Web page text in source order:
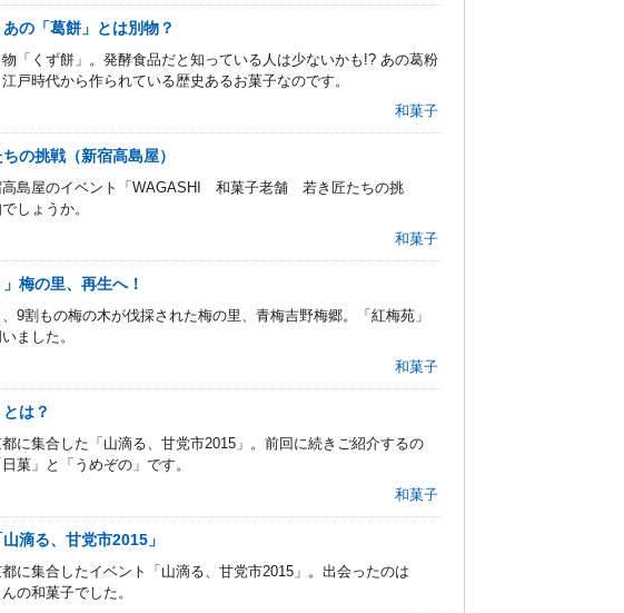
の「葛餅」とは別物？
「くず餅」。発酵食品だと知っている人は少ないかも!? あの葛粉
戸時代から作られている歴史あるお菓子なのです。
和菓子
の挑戦（新宿高島屋）
高島屋のイベント「WAGASHI 和菓子老舗 若き匠たちの挑
しょうか。
和菓子
梅の里、再生へ！
9割もの梅の木が伐採された梅の里、青梅吉野梅郷。「紅梅苑」
ました。
和菓子
は？
に集合した「山滴る、甘党市2015」。前回に続きご紹介するの
菓」と「うめぞの」です。
和菓子
滴る、甘党市2015」
に集合したイベント「山滴る、甘党市2015」。出会ったのは
の和菓子でした。